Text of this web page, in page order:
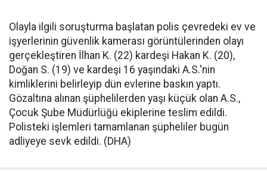
Olayla ilgili soruşturma başlatan polis çevredeki ev ve
işyerlerinin güvenlik kamerası görüntülerinden olayı
gerçekleştiren İlhan K. (22) kardeşi Hakan K. (20),
Doğan S. (19) ve kardeşi 16 yaşındaki A.S.'nin
kimliklerini belirleyip dün evlerine baskın yaptı.
Gözaltına alınan şüphelilerden yaşı küçük olan A.S.,
Çocuk Şube Müdürlüğü ekiplerine teslim edildi.
Polisteki işlemleri tamamlanan şüpheliler bugün
adliyeye sevk edildi. (DHA)